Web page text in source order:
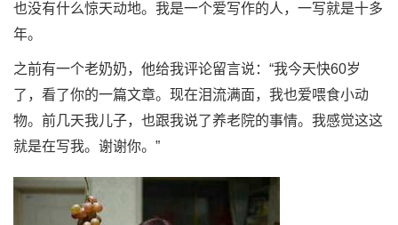
也没有什么惊天动地。我是一个爱写作的人，一写就是十多
年。
之前有一个老奶奶，他给我评论留言说：“我今天快60岁
了，看了你的一篇文章。现在泪流满面，我也爱喂食小动
物。前几天我儿子，也跟我说了养老院的事情。我感觉这这
就是在写我。谢谢你。”